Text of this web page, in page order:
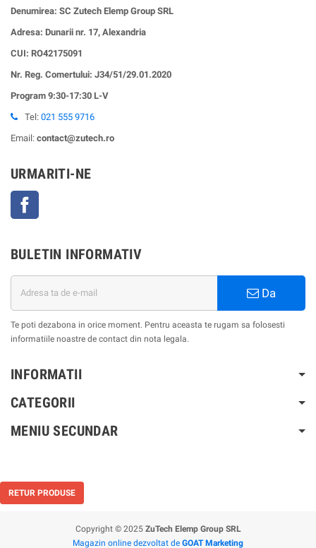
Denumirea: SC Zutech Elemp Group SRL
Adresa: Dunarii nr. 17, Alexandria
CUI: RO42175091
Nr. Reg. Comertului: J34/51/29.01.2020
Program 9:30-17:30 L-V
Tel: 021 555 9716
Email: contact@zutech.ro
URMARITI-NE
BULETIN INFORMATIV
Da
Te poti dezabona in orice moment. Pentru aceasta te rugam sa folosesti
informatiile noastre de contact din nota legala.
INFORMATII
CATEGORII
MENIU SECUNDAR
RETUR PRODUSE
Copyright © 2025 ZuTech Elemp Group SRL
Magazin online dezvoltat de GOAT Marketing